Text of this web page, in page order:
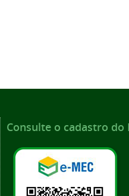
Consulte o cadastro do